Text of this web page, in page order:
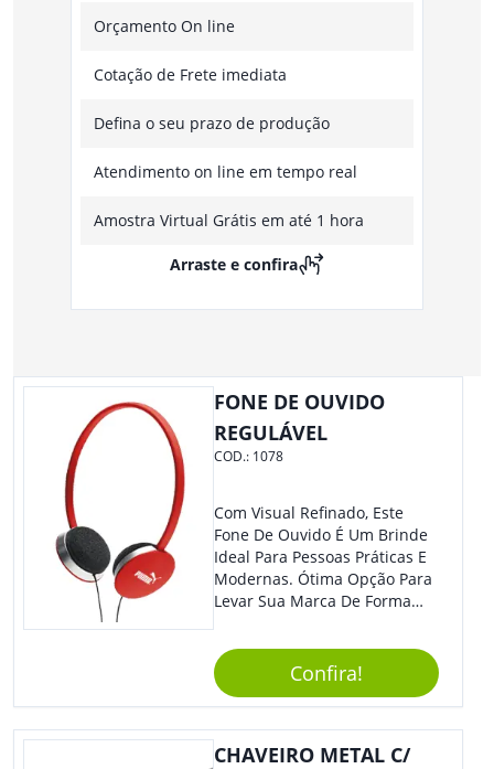
Orçamento On line
Cotação de Frete imediata
Defina o seu prazo de produção
Atendimento on line em tempo real
Amostra Virtual Grátis em até 1 hora
Arraste e confira
FONE DE OUVIDO
REGULÁVEL
COD.: 1078
Com Visual Refinado, Este
Fone De Ouvido É Um Brinde
Ideal Para Pessoas Práticas E
Modernas. Ótima Opção Para
Levar Sua Marca De Forma
Sua Empresa Em Eventos,
Reuniões Corporativas Ou Até
Mesmo Para Presentear
Colaboradores E Parceiros De
Sua Empresa.
Confira!
CHAVEIRO METAL C/